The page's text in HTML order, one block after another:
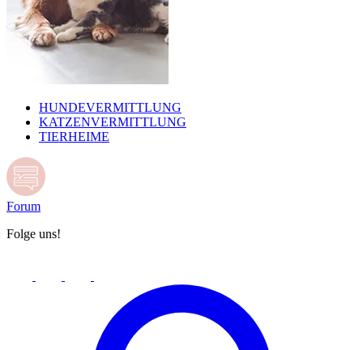
HUNDEVERMITTLUNG
KATZENVERMITTLUNG
TIERHEIME
Forum
Folge uns!